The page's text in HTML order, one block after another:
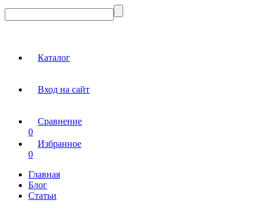
Каталог
Вход на сайт
Сравнение
0
Избранное
0
Главная
Блог
Статьи